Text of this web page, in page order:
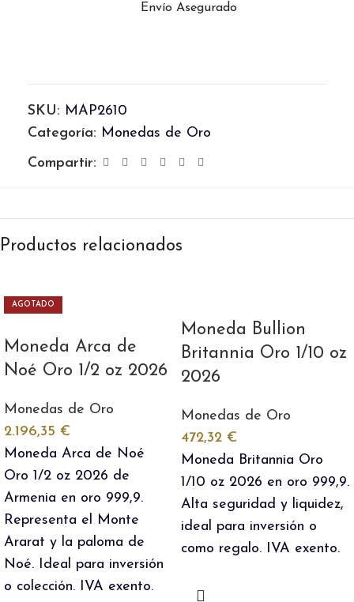
Envío Asegurado
SKU: MAP2610
Categoría: Monedas de Oro
Compartir:
Productos relacionados
AGOTADO
Moneda Arca de
Noé Oro 1/2 oz 2026
Monedas de Oro
2.196,35 €
Moneda Arca de Noé
Oro 1/2 oz 2026 de
Armenia en oro 999,9.
Representa el Monte
Ararat y la paloma de
Noé. Ideal para inversión
o colección. IVA exento.
Moneda Bullion
Britannia Oro 1/10 oz
2026
Monedas de Oro
472,32 €
Moneda Britannia Oro
1/10 oz 2026 en oro 999,9.
Alta seguridad y liquidez,
ideal para inversión o
como regalo. IVA exento.